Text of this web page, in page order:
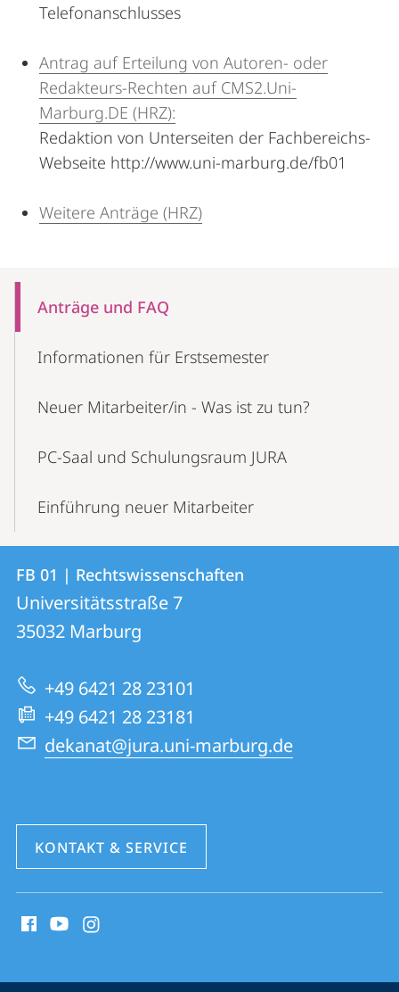
Telefonanschlusses
Antrag auf Erteilung von Autoren- oder
Redakteurs-Rechten auf CMS2.Uni-
Marburg.DE (HRZ):
Redaktion von Unterseiten der Fachbereichs-
Webseite http://www.uni-marburg.de/fb01
Weitere Anträge (HRZ)
NavigationAnträge und FAQ
Informationen für Erstsemester
Neuer Mitarbeiter/in - Was ist zu tun?
PC-Saal und Schulungsraum JURA
Einführung neuer Mitarbeiter
Kontakt
und
Informationen
zur
Website
Kontaktinformationen
FB
01
|
Rechtswissenschaften
FB 01 | Rechtswissenschaften
Universitätsstraße 7
35032 Marburg
+49 6421 28 23101
+49 6421 28 23181
dekanat@jura.uni-marburg.de
KONTAKT & SERVICE
Media